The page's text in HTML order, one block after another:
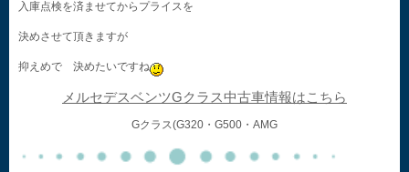
入庫点検を済ませてからプライスを
決めさせて頂きますが
抑えめで 決めたいですね
メルセデスベンツGクラス中古車情報はこちら
Gクラス(G320・G500・AMG